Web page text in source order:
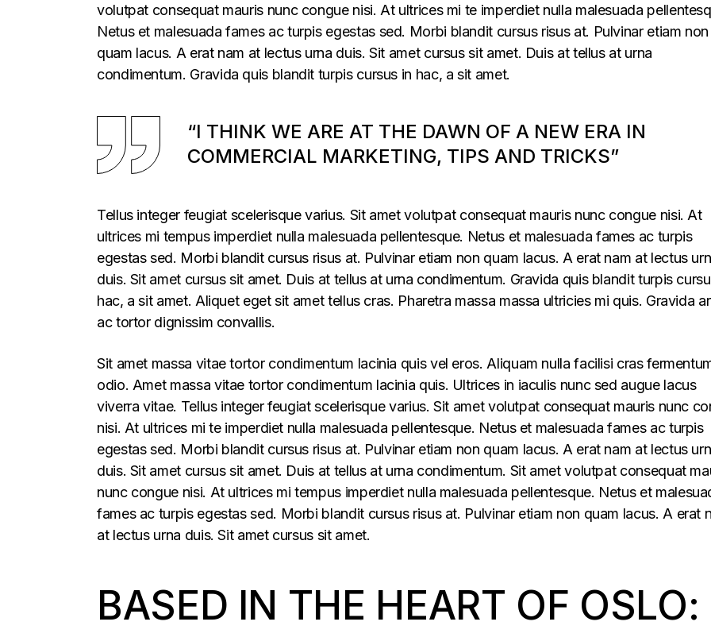
volutpat consequat mauris nunc congue nisi. At ultrices mi te imperdiet nulla malesuada
Netus et malesuada fames ac turpis egestas sed. Morbi blandit cursus risus at. Pulvinar etiam non
quam lacus. A erat nam at lectus urna duis. Sit amet cursus sit amet. Duis at tellus at urna
condimentum. Gravida quis blandit turpis cursus in hac, a sit amet.
“I THINK WE ARE AT THE DAWN OF A NEW ERA IN
COMMERCIAL MARKETING, TIPS AND TRICKS”
Tellus integer feugiat scelerisque varius. Sit amet volutpat consequat mauris nunc congue nisi. At
ultrices mi tempus imperdiet nulla malesuada pellentesque. Netus et malesuada fames ac turpis
egestas sed. Morbi blandit cursus risus at. Pulvinar etiam non quam lacus. A erat nam at lectus
duis. Sit amet cursus sit amet. Duis at tellus at urna condimentum. Gravida quis blandit turpis
hac, a sit amet. Aliquet eget sit amet tellus cras. Pharetra massa massa ultricies mi quis. Gravida
ac tortor dignissim convallis.
Sit amet massa vitae tortor condimentum lacinia quis vel eros. Aliquam nulla facilisi cras
odio. Amet massa vitae tortor condimentum lacinia quis. Ultrices in iaculis nunc sed augue lacus
viverra vitae. Tellus integer feugiat scelerisque varius. Sit amet volutpat consequat mauris nunc
nisi. At ultrices mi te imperdiet nulla malesuada pellentesque. Netus et malesuada fames ac turpis
egestas sed. Morbi blandit cursus risus at. Pulvinar etiam non quam lacus. A erat nam at lectus
duis. Sit amet cursus sit amet. Duis at tellus at urna condimentum. Sit amet volutpat consequat
nunc congue nisi. At ultrices mi tempus imperdiet nulla malesuada pellentesque. Netus et
fames ac turpis egestas sed. Morbi blandit cursus risus at. Pulvinar etiam non quam lacus. A erat
at lectus urna duis. Sit amet cursus sit amet.
BASED IN THE HEART OF OSLO: